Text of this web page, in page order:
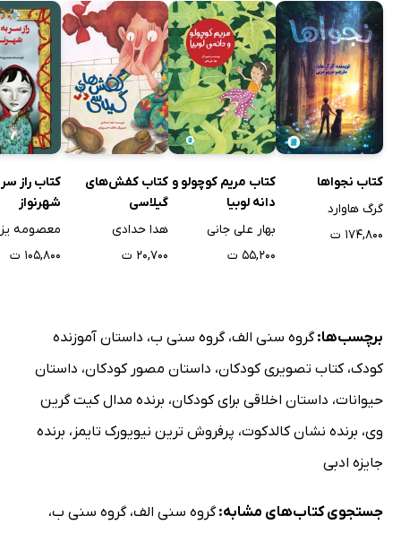
کتاب نجواها
گرگ هاوارد
۱۷۴,۸۰۰ ت
کتاب مریم کوچولو و
دانه لوبیا
بهار علی جانی
۵۵,۲۰۰ ت
کتاب کفش‌های
گیلاسی
هدا حدادی
۲۰,۷۰۰ ت
کتاب راز
شهرنواز
معصومه
۱۰۵,۸۰۰ ت
برچسب‌ها:گروه سنی الف،گروه سنی ب، داستان آموزنده
کودک،کتاب تصویری کودکان، داستان مصور کودکان، داستان
حیوانات، داستان اخلاقی برای کودکان، برنده مدال کیت گرین
وی، برنده نشان کالدکوت، پرفروش ترین نیویورک تایمز ، برنده
جایزه ادبی
جستجوی کتاب‌های مشابه:گروه سنی الف،گروه سنی ب،